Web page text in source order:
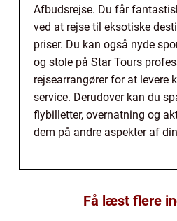
Afbudsrejse. Du får
ved at rejse til eksotiske
priser. Du kan også nyde
og stole på Star Tours
rejsearrangører for at levere
service. Derudover kan du
flybilletter, overnatning og
dem på andre aspekter af
Få læst flere